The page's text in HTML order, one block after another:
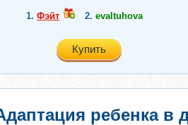
1. Фэйт 2. evaltuhova
Купить
ребенка в